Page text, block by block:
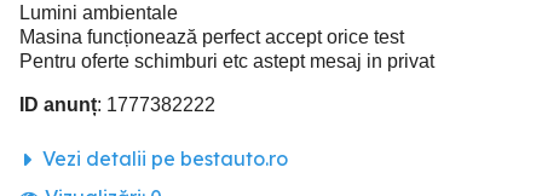
Lumini ambientale
Masina funcționează perfect accept orice test
Pentru oferte schimburi etc astept mesaj in privat
ID anunț: 1777382222
Vezi detalii pe bestauto.ro